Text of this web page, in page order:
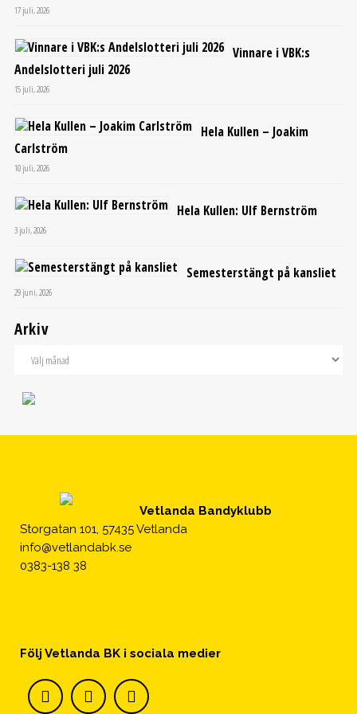
17 juli, 2026
Vinnare i VBK:s
Andelslotteri juli 2026
15 juli, 2026
Hela Kullen – Joakim
Carlström
10 juli, 2026
Hela Kullen: Ulf Bernström
3 juli, 2026
Semesterstängt på kansliet
29 juni, 2026
Arkiv
Vetlanda Bandyklubb
Storgatan 101, 57435 Vetlanda
info@vetlandabk.se
0383-138 38
Följ Vetlanda BK i sociala medier